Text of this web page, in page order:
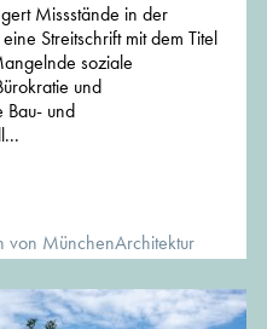
Missstände in der
Streitschrift mit dem Titel
soziale
und
Bau- und
von MünchenArchitektur